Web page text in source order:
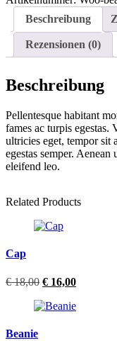
Beschreibung
Rezensionen (0)
Beschreibung
Pellentesque habitant
fames ac turpis egestas.
ultricies eget, tempor sit
egestas semper.
eleifend leo.
Related Products
Cap
€18,00 Ursprünglicher
war:
€ 16,00Aktueller
ist:
Beanie